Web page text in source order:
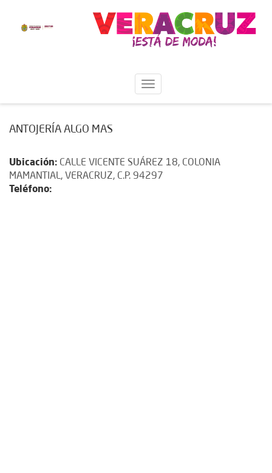
ANTOJERÍA ALGO MAS
Ubicación: CALLE VICENTE SUÁREZ 18, COLONIA
MAMANTIAL, VERACRUZ, C.P. 94297
Teléfono: